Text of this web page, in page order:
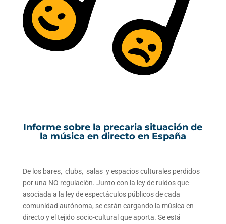
Informe sobre la precariasituación de
la música en directo en España
De los bares, clubs, salas y espacios culturales perdidos
por una NO regulación. Junto con la ley de ruidos que
asociada a la ley de espectáculos públicos de cada
comunidad autónoma, se están cargando la música en
directo y el tejido socio-cultural que aporta. Se está